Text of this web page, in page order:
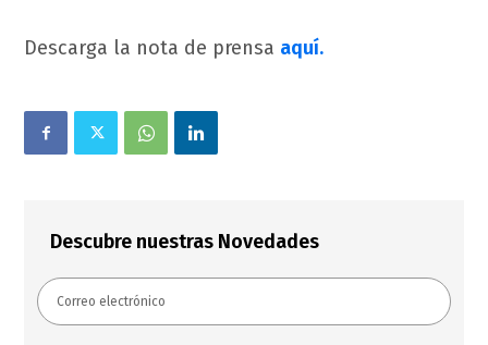
Descarga la nota de prensa aquí.
Descubre nuestras Novedades